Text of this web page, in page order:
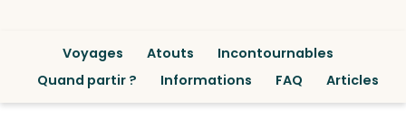
Voyages Atouts
Incontournables
Quand partir ?
Informations FAQ Articles